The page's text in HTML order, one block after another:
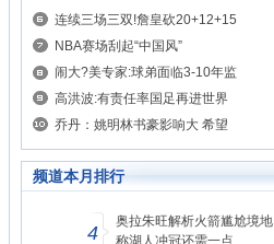
连续三场三双!詹皇砍20+12+15
NBA赛场刮起“中国风”
闹大?美专家:球弟面临3-10年监
高洪波:有责任率国足再进世界
乔丹：姚明林书豪影响大 希望
频道本月排行
4
奥拉朱旺解析火箭尴尬境地
称湖人冲冠还需一点